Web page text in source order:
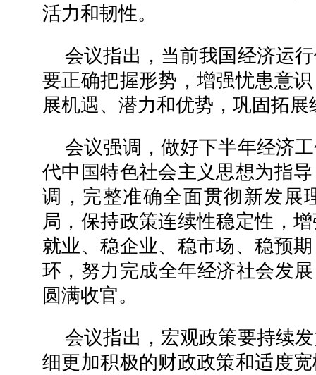
活力和韧性。
会议指出，当前我国经济运
要正确把握形势，增强忧患意
展机遇、潜力和优势，巩固拓
会议强调，做好下半年经济
代中国特色社会主义思想为指
调，完整准确全面贯彻新发展
局，保持政策连续性稳定性，
就业、稳企业、稳市场、稳预
环，努力完成全年经济社会发
圆满收官。
会议指出，宏观政策要持续
细更加积极的财政政策和适度